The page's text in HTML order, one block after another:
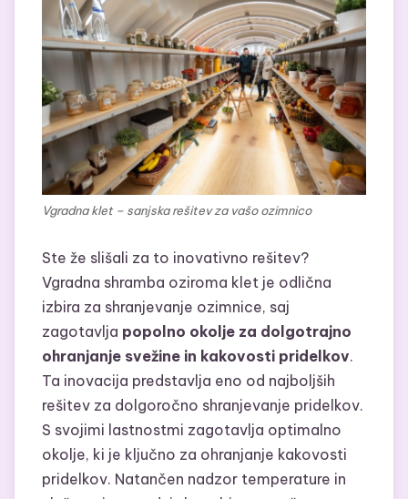
Vgradna klet – sanjska rešitev za vašo ozimnico
Ste že slišali za to inovativno rešitev?
Vgradna shramba oziroma klet je odlična
izbira za shranjevanje ozimnice, saj
zagotavlja popolno okolje za dolgotrajno
ohranjanje svežine in kakovosti pridelkov.
Ta inovacija predstavlja eno od najboljših
rešitev za dolgoročno shranjevanje pridelkov.
S svojimi lastnostmi zagotavlja optimalno
okolje, ki je ključno za ohranjanje kakovosti
pridelkov. Natančen nadzor temperature in